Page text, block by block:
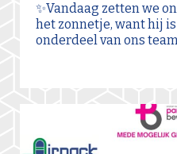
✨Vandaag zetten we
het zonnetje, want hij
onderdeel van ons